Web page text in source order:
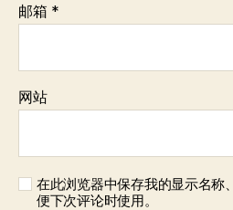
邮箱 *
网站
在此浏览器中保存我的显示名称
便下次评论时使用。